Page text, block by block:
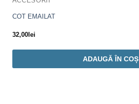
COT EMAILAT
32,00lei
ADAUGĂ ÎN COȘ